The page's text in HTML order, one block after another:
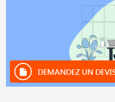
DEMANDEZ UN